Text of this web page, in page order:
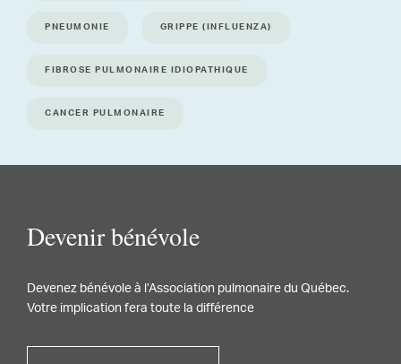
PNEUMONIE GRIPPE (INFLUENZA)
FIBROSE PULMONAIRE IDIOPATHIQUE
CANCER PULMONAIRE
Devenir bénévole
Devenez bénévole à l’Association pulmonaire du Québec.
Votre implication fera toute la différence